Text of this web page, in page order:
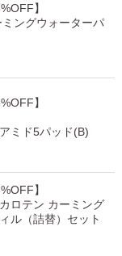
】
ングウォーターパ
】
ミド5パッド(B)
】
ロテン カーミング
ル（詰替）セット